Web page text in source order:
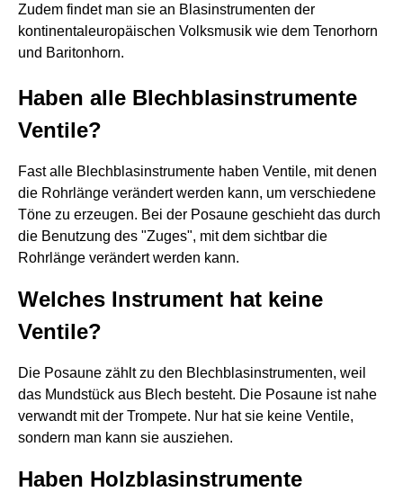
Zudem findet man sie an Blasinstrumenten der
kontinentaleuropäischen Volksmusik wie dem Tenorhorn
und Baritonhorn.
Haben alle Blechblasinstrumente
Ventile?
Fast alle Blechblasinstrumente haben Ventile, mit denen
die Rohrlänge verändert werden kann, um verschiedene
Töne zu erzeugen. Bei der Posaune geschieht das durch
die Benutzung des "Zuges", mit dem sichtbar die
Rohrlänge verändert werden kann.
Welches Instrument hat keine
Ventile?
Die Posaune zählt zu den Blechblasinstrumenten, weil
das Mundstück aus Blech besteht. Die Posaune ist nahe
verwandt mit der Trompete. Nur hat sie keine Ventile,
sondern man kann sie ausziehen.
Haben Holzblasinstrumente